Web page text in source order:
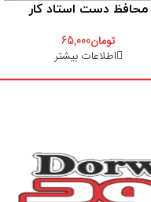
محافظ دست استاد کار
تومان65,000
اطلاعات بیشتر